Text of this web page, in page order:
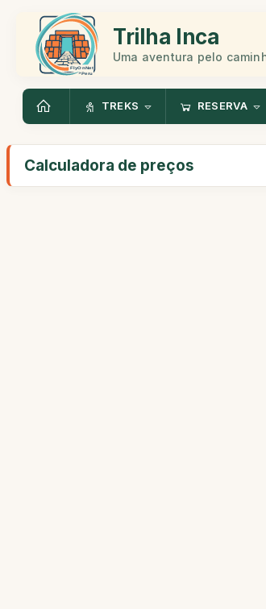
Trilha Inca
Uma aventura pelo
TREKS RESERVA
Calculadora de preços